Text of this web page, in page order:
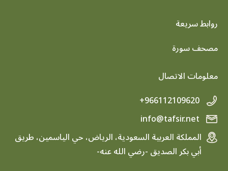
روابط سريعة
footer menu
مصحف سورة
معلومات الاتصال
+966112109620
المملكة العربية السعودية، الرياض، حي الياسمين، طريق
أبي بكر الصديق -رضي الله عنه-